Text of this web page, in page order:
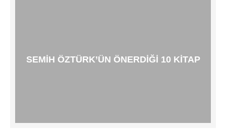
SEMIH ÖZTÜRK’ÜN ÖNERDIĞI 10 KITAP